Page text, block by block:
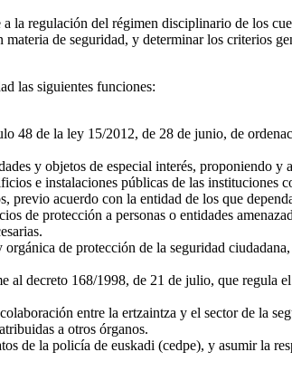
la regulación del régimen disciplinario de los
de seguridad, y determinar los criterios
las siguientes funciones:
48 de la ley 15/2012, de 28 de junio, de
y objetos de especial interés, proponiendo y
e instalaciones públicas de las instituciones
previo acuerdo con la entidad de los que
de protección a personas o entidades
de protección de la seguridad
decreto 168/1998, de 21 de julio, que regula
entre la ertzaintza y el sector de la
a otros órganos.
de la policía de euskadi (cedpe), y asumir la